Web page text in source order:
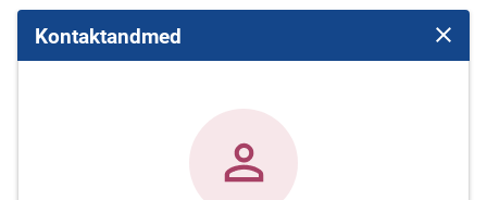
Kontaktandmed Sulge